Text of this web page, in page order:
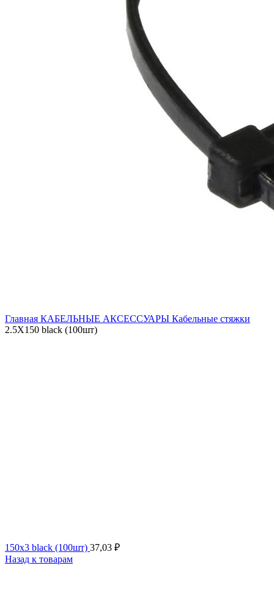
Главная КАБЕЛЬНЫЕ АКСЕССУАРЫ Кабельные стяжки
2.5X150 black (100шт)
150x3 black (100шт) 37,03 ₽
Назад к товарам